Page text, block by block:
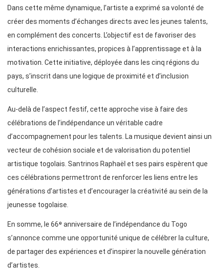
Dans cette même dynamique, l’artiste a exprimé sa volonté de
créer des moments d’échanges directs avec les jeunes talents,
en complément des concerts. L’objectif est de favoriser des
interactions enrichissantes, propices à l’apprentissage et à la
motivation. Cette initiative, déployée dans les cinq régions du
pays, s’inscrit dans une logique de proximité et d’inclusion
culturelle.
Au-delà de l’aspect festif, cette approche vise à faire des
célébrations de l’indépendance un véritable cadre
d’accompagnement pour les talents. La musique devient ainsi un
vecteur de cohésion sociale et de valorisation du potentiel
artistique togolais. Santrinos Raphaël et ses pairs espèrent que
ces célébrations permettront de renforcer les liens entre les
générations d’artistes et d’encourager la créativité au sein de la
jeunesse togolaise.
En somme, le 66ᵉ anniversaire de l’indépendance du Togo
s’annonce comme une opportunité unique de célébrer la culture,
de partager des expériences et d’inspirer la nouvelle génération
d’artistes.